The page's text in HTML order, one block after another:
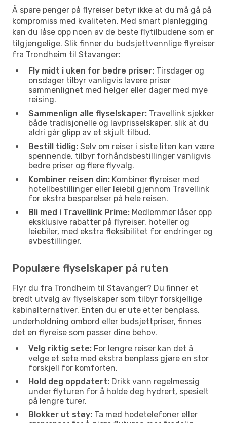
Å spare penger på flyreiser betyr ikke at du må gå på
kompromiss med kvaliteten. Med smart planlegging
kan du låse opp noen av de beste flytilbudene som er
tilgjengelige. Slik finner du budsjettvennlige flyreiser
fra Trondheim til Stavanger:
Fly midt i uken for bedre priser: Tirsdager og
onsdager tilbyr vanligvis lavere priser
sammenlignet med helger eller dager med mye
reising.
Sammenlign alle flyselskaper: Travellink sjekker
både tradisjonelle og lavprisselskaper, slik at du
aldri går glipp av et skjult tilbud.
Bestill tidlig: Selv om reiser i siste liten kan være
spennende, tilbyr forhåndsbestillinger vanligvis
bedre priser og flere flyvalg.
Kombiner reisen din: Kombiner flyreiser med
hotellbestillinger eller leiebil gjennom Travellink
for ekstra besparelser på hele reisen.
Bli med i Travellink Prime: Medlemmer låser opp
eksklusive rabatter på flyreiser, hoteller og
leiebiler, med ekstra fleksibilitet for endringer og
avbestillinger.
Populære flyselskaper på ruten
Flyr du fra Trondheim til Stavanger? Du finner et
bredt utvalg av flyselskaper som tilbyr forskjellige
kabinalternativer. Enten du er ute etter benplass,
underholdning ombord eller budsjettpriser, finnes
det en flyreise som passer dine behov.
Velg riktig sete: For lengre reiser kan det å
velge et sete med ekstra benplass gjøre en stor
forskjell for komforten.
Hold deg oppdatert: Drikk vann regelmessig
under flyturen for å holde deg hydrert, spesielt
på lengre turer.
Blokker ut støy: Ta med hodetelefoner eller